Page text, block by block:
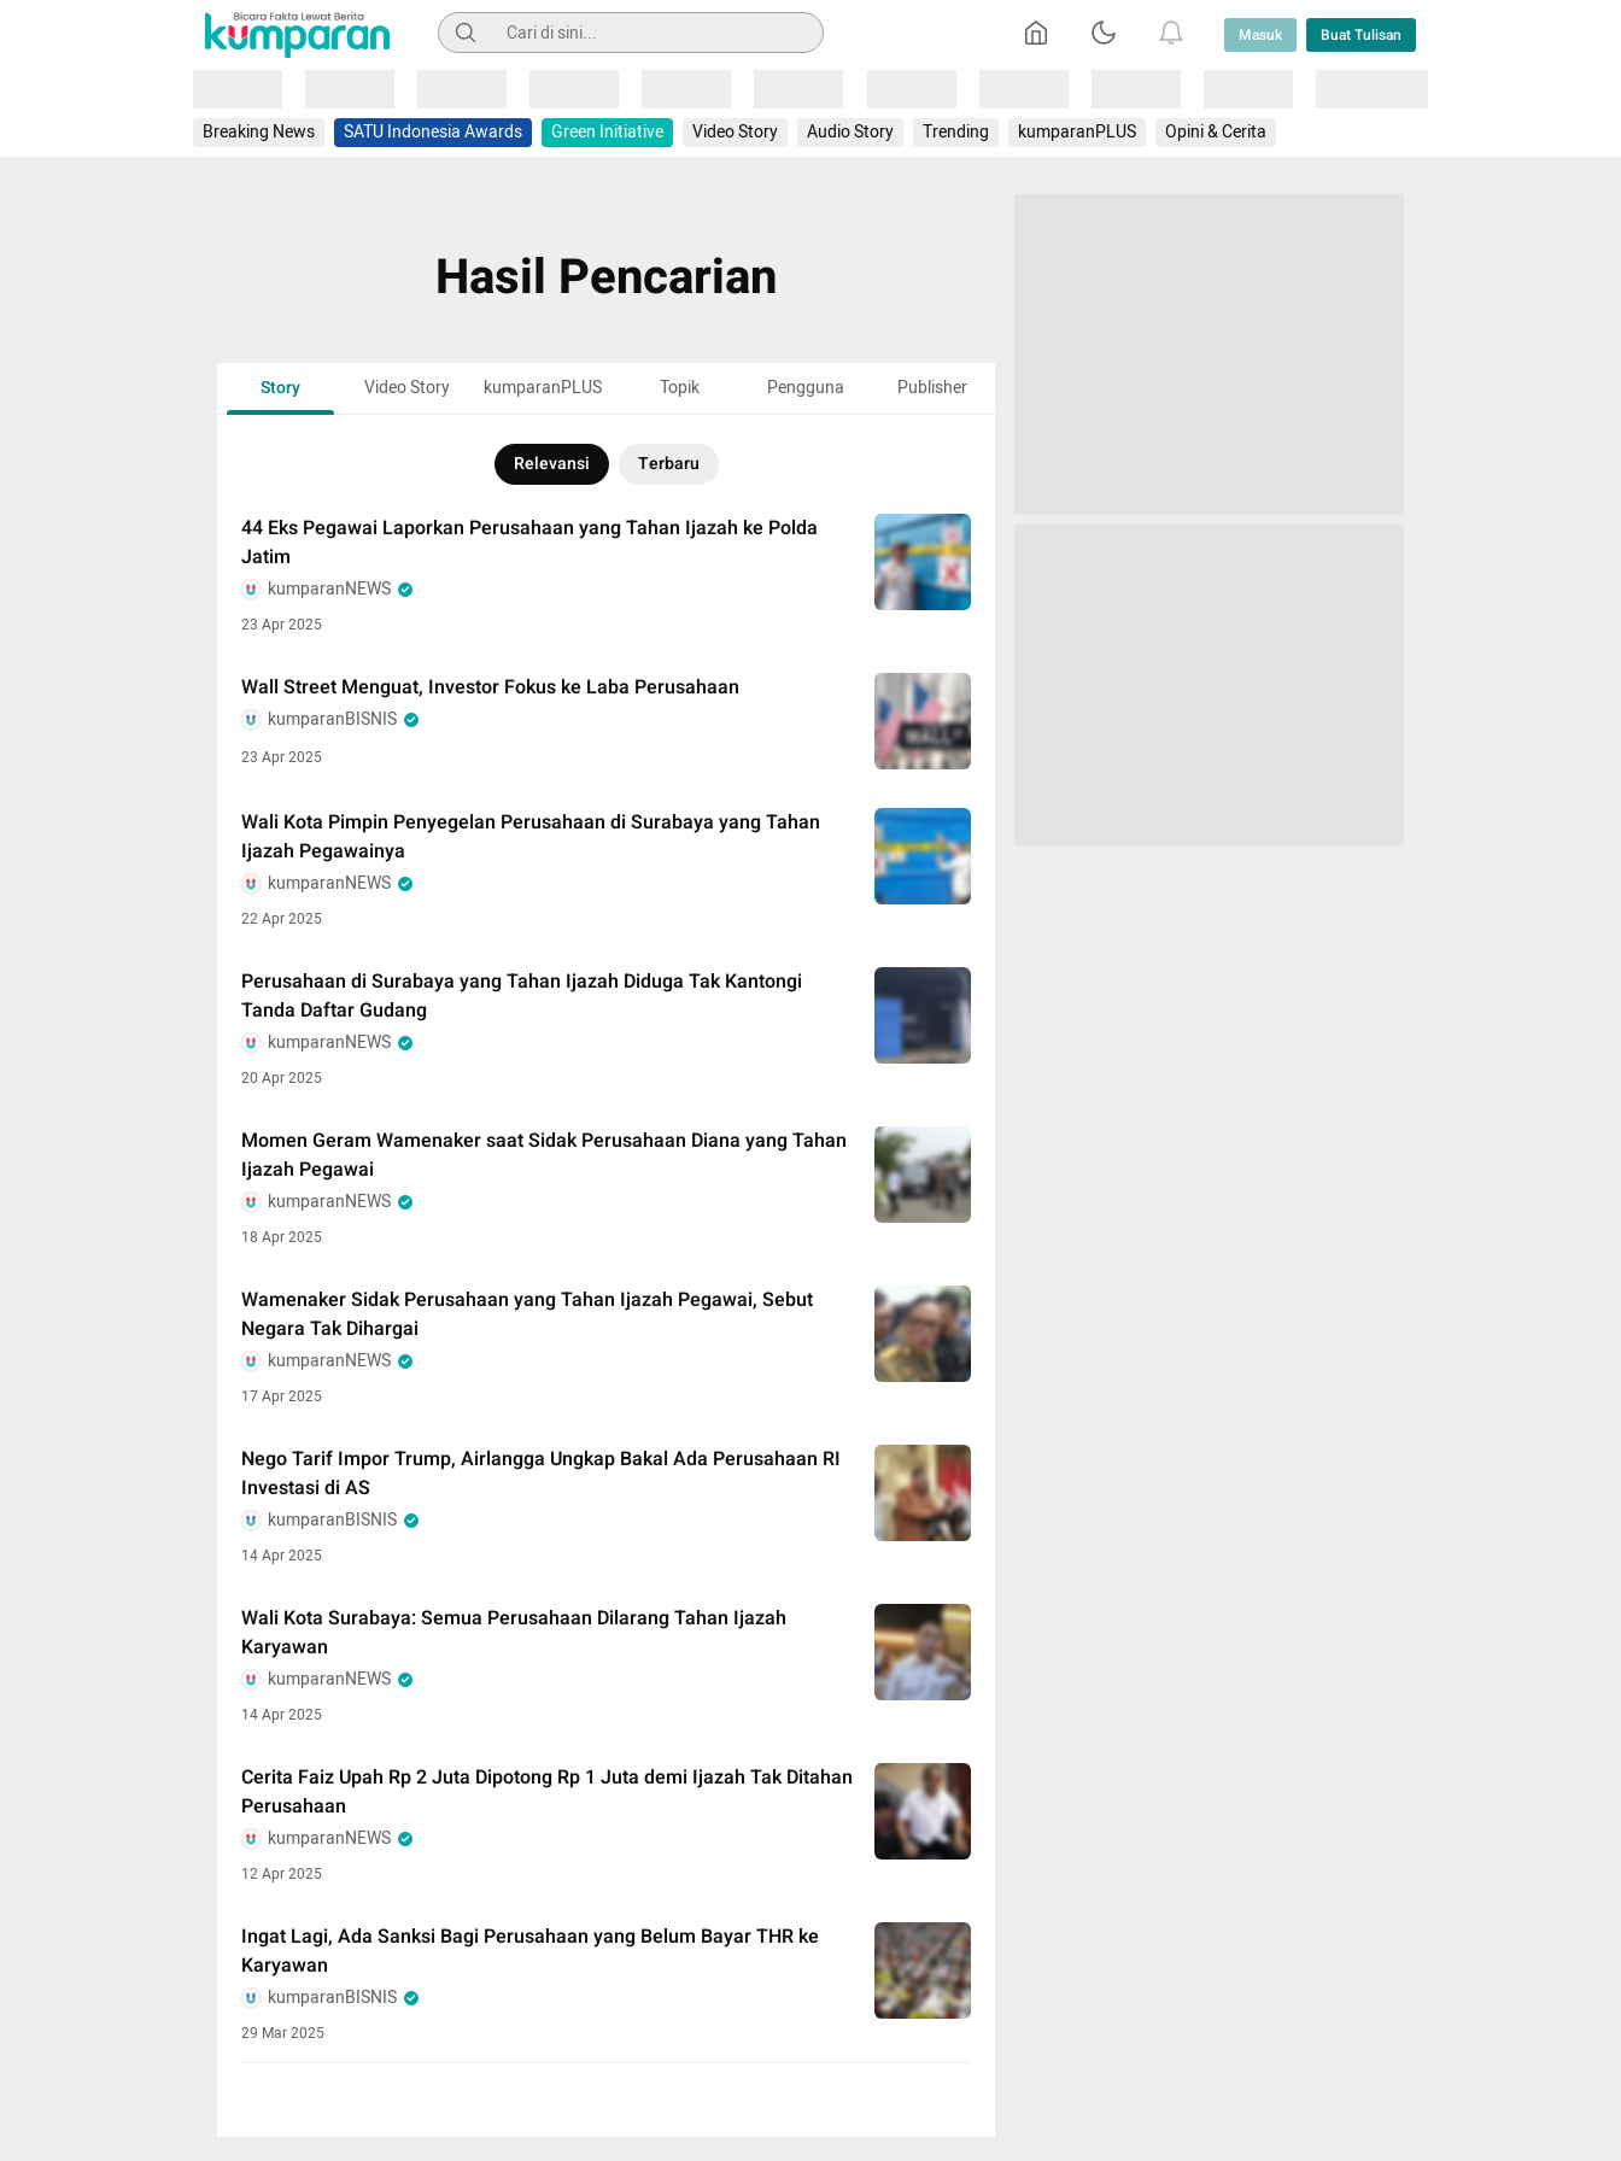
Pencarian Masuk Buat Tulisan
Breaking News SATU Indonesia Awards Green Initiative Video Story Audio Story Trending kumparanPLUS Opini & Cerita
Hasil Pencarian
Story Video Story kumparanPLUS Topik Pengguna Publisher
Relevansi Terbaru
44 Eks Pegawai Laporkan Perusahaan yang Tahan Ijazah ke Polda
Jatim
kumparanNEWS
23 Apr 2025
Wall Street Menguat, Investor Fokus ke Laba Perusahaan
kumparanBISNIS
23 Apr 2025
Wali Kota Pimpin Penyegelan Perusahaan di Surabaya yang Tahan
Ijazah Pegawainya
kumparanNEWS
22 Apr 2025
Perusahaan di Surabaya yang Tahan Ijazah Diduga Tak Kantongi
Tanda Daftar Gudang
kumparanNEWS
20 Apr 2025
Momen Geram Wamenaker saat Sidak Perusahaan Diana yang Tahan
Ijazah Pegawai
kumparanNEWS
18 Apr 2025
Wamenaker Sidak Perusahaan yang Tahan Ijazah Pegawai, Sebut
Negara Tak Dihargai
kumparanNEWS
17 Apr 2025
Nego Tarif Impor Trump, Airlangga Ungkap Bakal Ada Perusahaan RI
Investasi di AS
kumparanBISNIS
14 Apr 2025
Wali Kota Surabaya: Semua Perusahaan Dilarang Tahan Ijazah
Karyawan
kumparanNEWS
14 Apr 2025
Cerita Faiz Upah Rp 2 Juta Dipotong Rp 1 Juta demi Ijazah Tak Ditahan
Perusahaan
kumparanNEWS
12 Apr 2025
Ingat Lagi, Ada Sanksi Bagi Perusahaan yang Belum Bayar THR ke
Karyawan
kumparanBISNIS
29 Mar 2025